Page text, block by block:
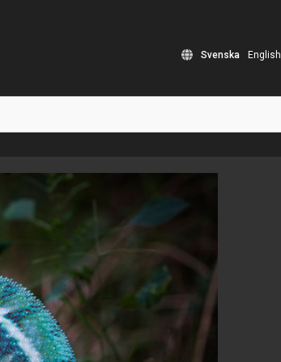
Svenska English